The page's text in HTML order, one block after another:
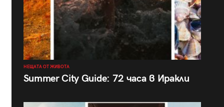
НЕЩАТА ОТ ЖИВОТА
Summer City Guide: 72 часа в Иракли